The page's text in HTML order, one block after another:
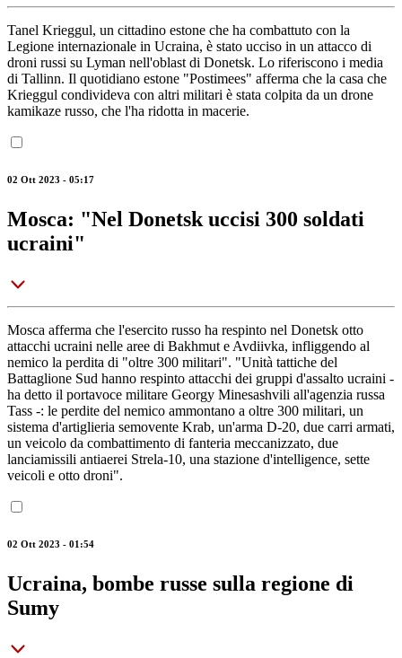
Tanel Krieggul, un cittadino estone che ha combattuto con la
Legione internazionale in Ucraina, è stato ucciso in un attacco di
droni russi su Lyman nell'oblast di Donetsk. Lo riferiscono i media
di Tallinn. Il quotidiano estone "Postimees" afferma che la casa che
Krieggul condivideva con altri militari è stata colpita da un drone
kamikaze russo, che l'ha ridotta in macerie.
02 Ott 2023 - 05:17
Mosca: "Nel Donetsk uccisi 300 soldati
ucraini"
Mosca afferma che l'esercito russo ha respinto nel Donetsk otto
attacchi ucraini nelle aree di Bakhmut e Avdiivka, infliggendo al
nemico la perdita di "oltre 300 militari". "Unità tattiche del
Battaglione Sud hanno respinto attacchi dei gruppi d'assalto ucraini -
ha detto il portavoce militare Georgy Minesashvili all'agenzia russa
Tass -: le perdite del nemico ammontano a oltre 300 militari, un
sistema d'artiglieria semovente Krab, un'arma D-20, due carri armati,
un veicolo da combattimento di fanteria meccanizzato, due
lanciamissili antiaerei Strela-10, una stazione d'intelligence, sette
veicoli e otto droni".
02 Ott 2023 - 01:54
Ucraina, bombe russe sulla regione di
Sumy